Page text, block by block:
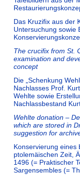
Das Kruzifix aus der
Untersuchung sowie
The crucifix from St.
examination and
concept
Die „Schenkung
Nachlasses Prof.
Wehlte sowie
Nachlassbestand
Wehlte donation –
which are stored in
suggestion for
Konservierung eines
ptolemäischen Zeit,
1496 (= Praktischer
Sargensembles (=